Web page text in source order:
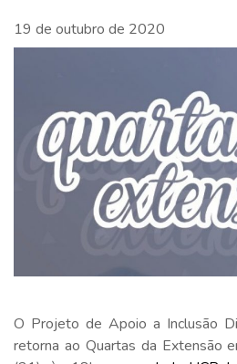
19 de outubro de 2020
O Projeto de Apoio a Inclusão
retorna ao Quartas da Extensão